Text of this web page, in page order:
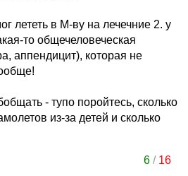
лететь в М-ву на лечечние 2. у
то общечеловеческая
аппендицит), которая не
- тупо поройтесь, сколько
из-за детей и сколько
6 / 16